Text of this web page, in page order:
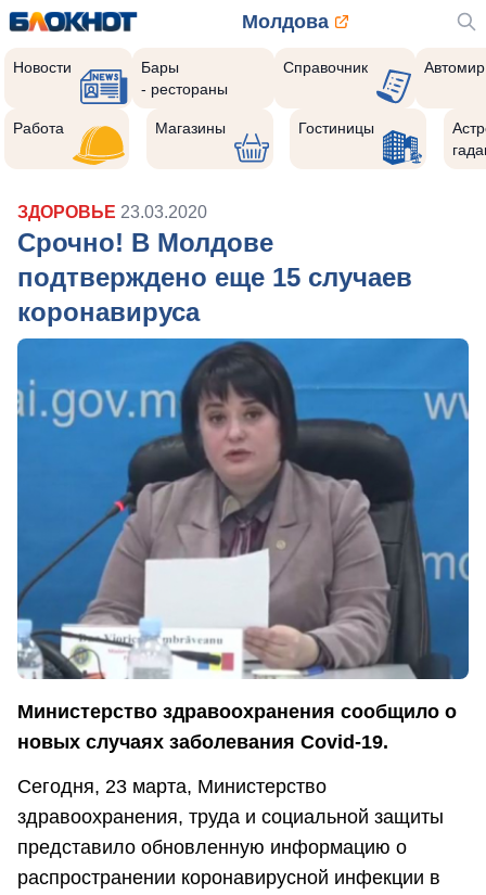
Молдова
Новости
Бары
- рестораны
Справочник Автомир
Работа Магазины Гостиницы
ЗДОРОВЬЕ 23.03.2020
Срочно! В Молдове
подтверждено еще 15 случаев
коронавируса
Министерство здравоохранения сообщило о
новых случаях заболевания Covid-19.
Сегодня, 23 марта, Министерство
здравоохранения, труда и социальной защиты
представило обновленную информацию о
распространении коронавирусной инфекции в